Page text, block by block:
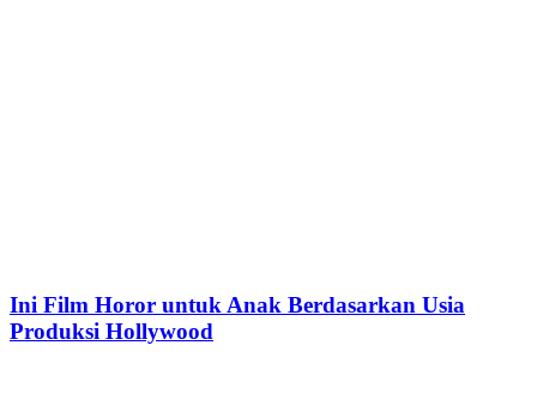
Ini Film Horor untuk Anak Berdasarkan Usia
Produksi Hollywood